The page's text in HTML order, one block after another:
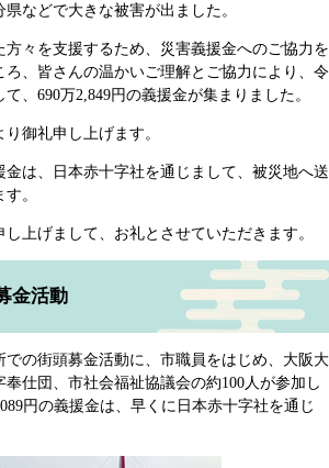
などで大きな被害が出ました。
々を支援するため、災害義援金へのご協力を
ろ、皆さんの温かいご理解とご協力により、令
、690万2,849円の義援金が集まりました。
御礼申し上げます。
は、日本赤十字社を通じまして、被災地へ送
。
上げまして、お礼とさせていただきます。
金活動
での街頭募金活動に、市職員をはじめ、大阪大
仕団、市社会福祉協議会の約100人が参加し
円の義援金は、早くに日本赤十字社を通じ